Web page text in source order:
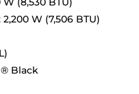
W (7,506 BTU)
Black